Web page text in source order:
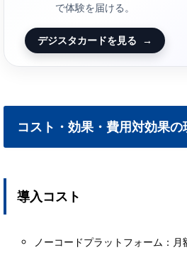
で体験を届ける。
デジスタカードを見る →
コスト・効果・費用対効果の
導入コスト
ノーコードプラットフォーム：月